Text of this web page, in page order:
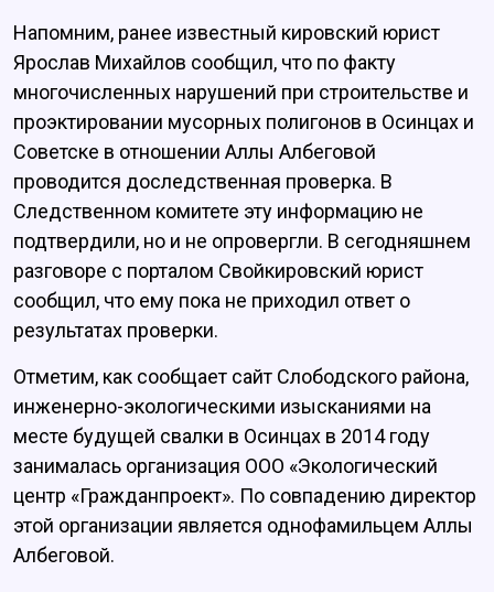
Напомним, ранее известный кировский юрист
Ярослав Михайлов сообщил, что по факту
многочисленных нарушений при строительстве и
проэктировании мусорных полигонов в Осинцах и
Советске в отношении Аллы Албеговой
проводится доследственная проверка. В
Следственном комитете эту информацию не
подтвердили, но и не опровергли. В сегодняшнем
разговоре с порталом Свойкировский юрист
сообщил, что ему пока не приходил ответ о
результатах проверки.
Отметим, как сообщает сайт Слободского района,
инженерно-экологическими изысканиями на
месте будущей свалки в Осинцах в 2014 году
занималась организация ООО «Экологический
центр «Гражданпроект». По совпадению директор
этой организации является однофамильцем Аллы
Албеговой.